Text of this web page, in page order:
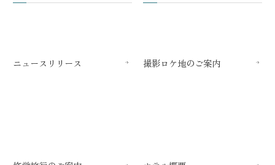
ニュースリリース 撮影ロケ地のご案内